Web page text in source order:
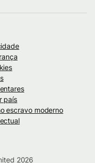
país
escravo moderno
2026